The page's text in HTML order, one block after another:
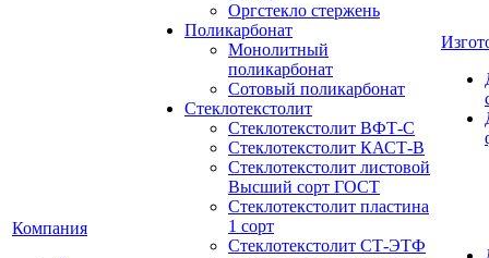
Компания
Оргстекло стержень
Поликарбонат
Монолитный
поликарбонат
Сотовый поликарбонат
Стеклотекстолит
Стеклотекстолит ВФТ-С
Стеклотекстолит КАСТ-В
Стеклотекстолит листовой
Высший сорт ГОСТ
Стеклотекстолит пластина
1 сорт
Стеклотекстолит СТ-ЭТФ